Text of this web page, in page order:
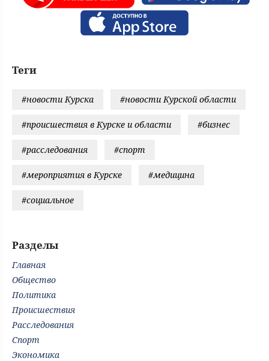
Теги
#новости Курска #новости Курской области
#происшествия в Курске и области #бизнес
#расследования #спорт
#мероприятия в Курске #медицина
#социальное
Разделы
Главная
Общество
Политика
Происшествия
Расследования
Спорт
Экономика